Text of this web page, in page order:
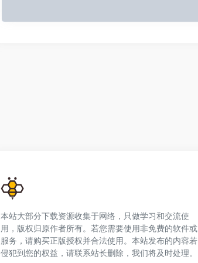
本站大部分下载资源收集于网络，只做学习和交流使
用，版权归原作者所有。若您需要使用非免费的软件或
服务，请购买正版授权并合法使用。本站发布的内容若
侵犯到您的权益，请联系站长删除，我们将及时处理。